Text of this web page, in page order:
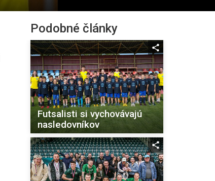
Podobné články
Futsalisti si vychovávajú
nasledovníkov